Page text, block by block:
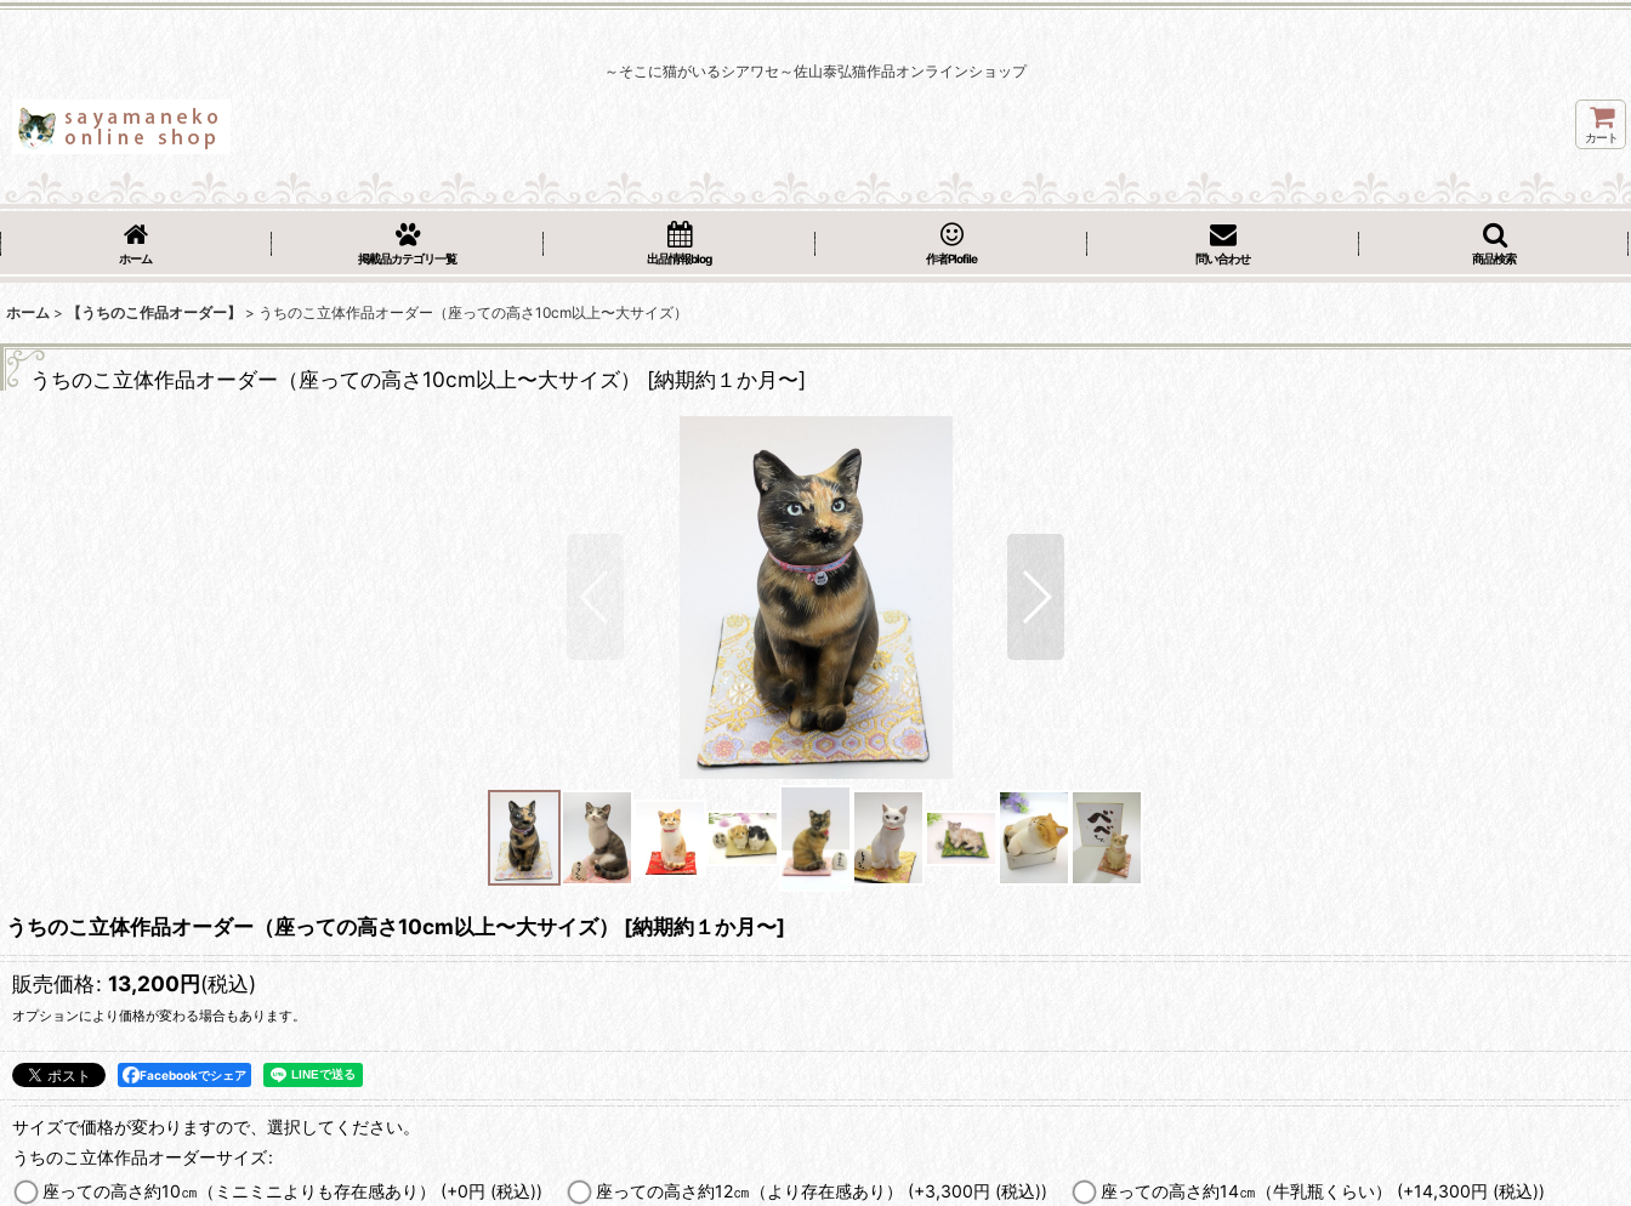
～そこに猫がいるシアワセ～佐山泰弘猫作品オンラインショップ
カート
ホーム 掲載品カテゴリ一覧 出品情報blog 作者Plofile 問い合わせ 商品検索
ホーム > 【うちのこ作品オーダー】 > うちのこ立体作品オーダー（座っての高さ10cm以上〜大サイズ）
うちのこ立体作品オーダー（座っての高さ10cm以上〜大サイズ） [納期約１か月〜]
うちのこ立体作品オーダー（座っての高さ10cm以上〜大サイズ） [納期約１か月〜]
販売価格: 13,200円(税込)
オプションにより価格が変わる場合もあります。
Facebookでシェア
サイズで価格が変わりますので、選択してください。
うちのこ立体作品オーダーサイズ:
座っての高さ約10㎝（ミニミニよりも存在感あり） (+0円 (税込)) 座っての高さ約12㎝（より存在感あり） (+3,300円 (税込)) 座っての高さ約14㎝（牛乳瓶くらい） (+14,300円 (税込))